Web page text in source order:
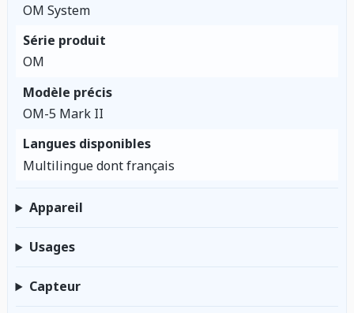
OM System
Série produit
OM
Modèle précis
OM-5 Mark II
Langues disponibles
Multilingue dont français
Appareil
Usages
Capteur